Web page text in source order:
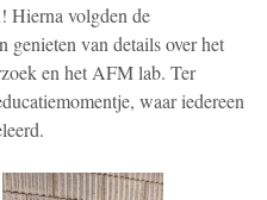
Hierna volgden de
van details over het
en het AFM lab. Ter
waar iedereen